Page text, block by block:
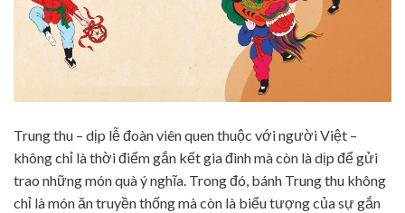
Trung thu – dịp lễ đoàn viên quen thuộc với người Việt –
không chỉ là thời điểm gắn kết gia đình mà còn là dịp để gửi
trao những món quà ý nghĩa. Trong đó, bánh Trung thu không
chỉ là món ăn truyền thống mà còn là biểu tượng của sự gắn